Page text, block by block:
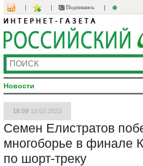
Подпишись
Новости
10:09 13.02.2023
Семен Елистратов
многоборье в финале
по шорт-треку